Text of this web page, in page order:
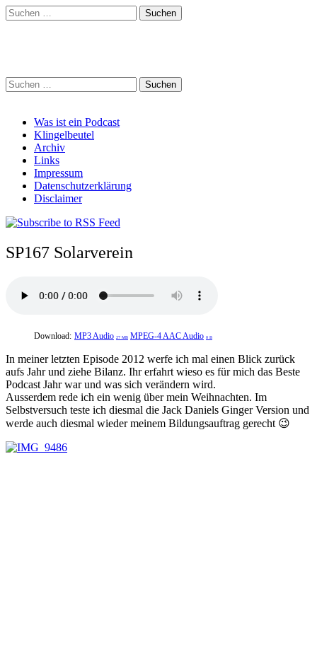
Suchen
nach:
Suchen
nach:
Main
menu
Skip
content
Was ist ein Podcast
Klingelbeutel
Archiv
Links
Impressum
Datenschutzerklärung
Disclaimer
SP167 Solarverein
Download: MP3 Audio 27 MB MPEG-4 AAC Audio 0 B
In meiner letzten Episode 2012 werfe ich mal einen Blick zurück
aufs Jahr und ziehe Bilanz. Ihr erfahrt wieso es für mich das Beste
Podcast Jahr war und was sich verändern wird.
Ausserdem rede ich ein wenig über mein Weihnachten. Im
Selbstversuch teste ich diesmal die Jack Daniels Ginger Version und
werde auch diesmal wieder meinem Bildungsauftrag gerecht 😉